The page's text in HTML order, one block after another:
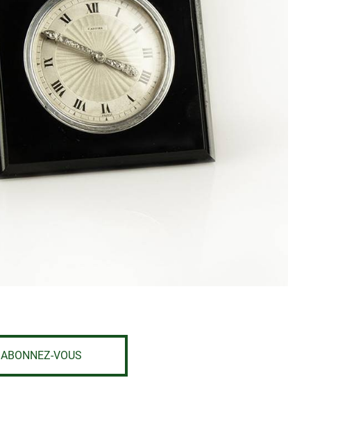
ABONNEZ-VOUS